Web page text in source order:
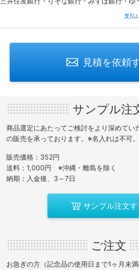
支払
見積を依頼
サンプル注
商品選定にあたってご検討をより深めてい
の販売を承っております。※名入れは不可。
販売価格：352円
送料：1,000円 ※沖縄・離島を除く
納期：入金後、3～7日
サンプル注文す
ご注文
お急ぎの方（記念品の使用日まで1ヶ月未